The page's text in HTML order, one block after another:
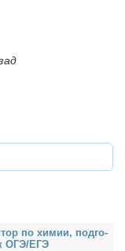
по хи­мии, под­го­
ОГЭ/ЕГЭ